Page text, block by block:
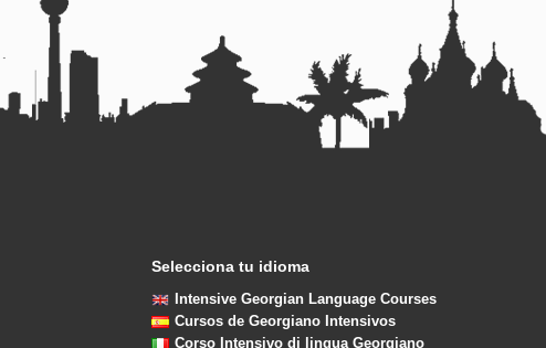
Selecciona tu idioma
Intensive Georgian Language Courses
Cursos de Georgiano Intensivos
Corso Intensivo di lingua Georgiano